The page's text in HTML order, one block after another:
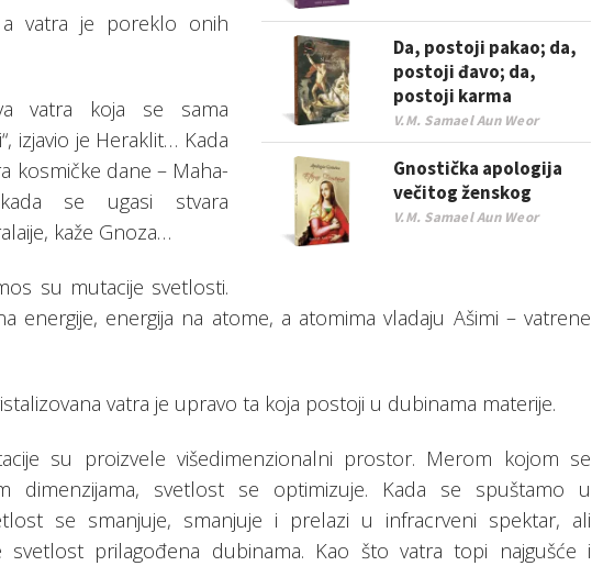
Da, postoji pakao; da,
postoji đavo; da,
postoji karma
V.M. Samael Aun Weor
Gnostička apologija
večitog ženskog
V.M. Samael Aun Weor
vatra je poreklo onih
vatra koja se sama
izjavio je Heraklit… Kada
kosmičke dane – Maha-
se ugasi stvara
kaže Gnoza…
su mutacije svetlosti.
energije, energija na atome, a atomima vladaju Ašimi – vatrene
vatra je upravo ta koja postoji u dubinama materije.
su proizvele višedimenzionalni prostor. Merom kojom se
dimenzijama, svetlost se optimizuje. Kada se spuštamo u
se smanjuje, smanjuje i prelazi u infracrveni spektar, ali
svetlost prilagođena dubinama. Kao što vatra topi najgušće i